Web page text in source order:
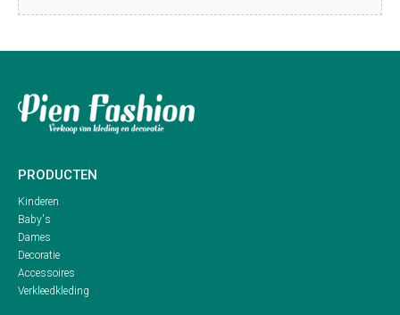
PRODUCTEN
Kinderen
Baby's
Dames
Decoratie
Accessoires
Verkleedkleding